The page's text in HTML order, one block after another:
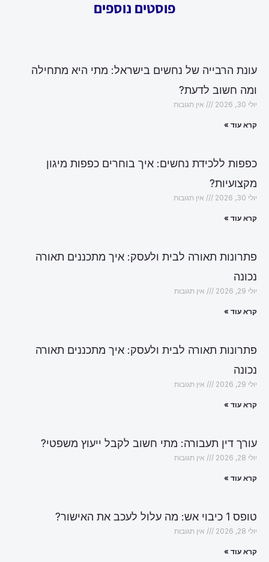
פוסטים נוספים
עונת הרבייה של נחשים בישראל: מתי היא מתחילה
ומה חשוב לדעת?
יולי 30, 2026 אין תגובות
קרא עוד »
כפפות ללכידת נחשים: איך בוחרים כפפות מיגון
מקצועיות?
יולי 30, 2026 אין תגובות
קרא עוד »
פתרונות תאורה לבית ולעסק: איך מתכננים תאורה
נכונה
יולי 29, 2026 אין תגובות
קרא עוד »
פתרונות תאורה לבית ולעסק: איך מתכננים תאורה
נכונה
יולי 29, 2026 אין תגובות
קרא עוד »
עורך דין תעבורה: מתי חשוב לקבל ייעוץ משפטי?
יולי 28, 2026 אין תגובות
קרא עוד »
טופס 1 כיבוי אש: מה עלול לעכב את האישור?
יולי 28, 2026 אין תגובות
קרא עוד »